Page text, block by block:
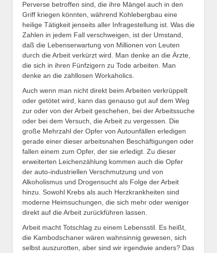
Perverse betroffen sind, die ihre Mängel auch in den
Griff kriegen könnten, während Kohlebergbau eine
heilige Tätigkeit jenseits aller Infragestellung ist. Was die
Zahlen in jedem Fall verschweigen, ist der Umstand,
daß die Lebenserwartung von Millionen von Leuten
durch die Arbeit verkürzt wird. Man denke an die Ärzte,
die sich in ihren Fünfzigern zu Tode arbeiten. Man
denke an die zahllosen Workaholics.
Auch wenn man nicht direkt beim Arbeiten verkrüppelt
oder getötet wird, kann das genauso gut auf dem Weg
zur oder von der Arbeit geschehen, bei der Arbeitssuche
oder bei dem Versuch, die Arbeit zu vergessen. Die
große Mehrzahl der Opfer von Autounfällen erledigen
gerade einer dieser arbeitsnahen Beschäftigungen oder
fallen einem zum Opfer, der sie erledigt. Zu dieser
erweiterten Leichenzählung kommen auch die Opfer
der auto-industriellen Verschmutzung und von
Alkoholismus und Drogensucht als Folge der Arbeit
hinzu. Sowohl Krebs als auch Herzkrankheiten sind
moderne Heimsuchungen, die sich mehr oder weniger
direkt auf die Arbeit zurückführen lassen.
Arbeit macht Totschlag zu einem Lebensstil. Es heißt,
die Kambodschaner wären wahnsinnig gewesen, sich
selbst auszurotten, aber sind wir irgendwie anders? Das